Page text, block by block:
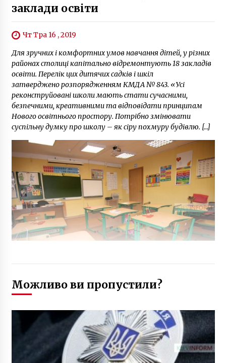
заклади освіти
Чт Тра 16 , 2019
Для зручних і комфортних умов навчання дітей, у різних
районах столиці капітально відремонтують 18 закладів
освіти. Перелік цих дитячих садків і шкіл
затверджено розпорядженням КМДА № 843. «Усі
реконструйовані школи мають стати сучасними,
безпечними, креативними та відповідати принципам
Нового освітнього простору. Потрібно змінювати
суспільну думку про школу – як сіру похмуру будівлю. […]
Можливо ви пропустили?